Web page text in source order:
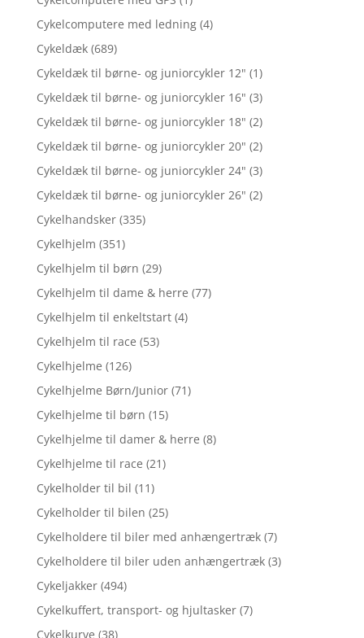
Cykelcomputere med ledning (4)
Cykeldæk (689)
Cykeldæk til børne- og juniorcykler 12" (1)
Cykeldæk til børne- og juniorcykler 16" (3)
Cykeldæk til børne- og juniorcykler 18" (2)
Cykeldæk til børne- og juniorcykler 20" (2)
Cykeldæk til børne- og juniorcykler 24" (3)
Cykeldæk til børne- og juniorcykler 26" (2)
Cykelhandsker (335)
Cykelhjelm (351)
Cykelhjelm til børn (29)
Cykelhjelm til dame & herre (77)
Cykelhjelm til enkeltstart (4)
Cykelhjelm til race (53)
Cykelhjelme (126)
Cykelhjelme Børn/Junior (71)
Cykelhjelme til børn (15)
Cykelhjelme til damer & herre (8)
Cykelhjelme til race (21)
Cykelholder til bil (11)
Cykelholder til bilen (25)
Cykelholdere til biler med anhængertræk (7)
Cykelholdere til biler uden anhængertræk (3)
Cykeljakker (494)
Cykelkuffert, transport- og hjultasker (7)
Cykelkurve (38)